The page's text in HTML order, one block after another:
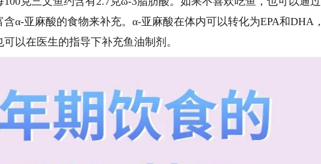
α-亚麻酸的食物来补充。α-亚麻酸在体内可以转化为EPA和DHA，
以在医生的指导下补充鱼油制剂。